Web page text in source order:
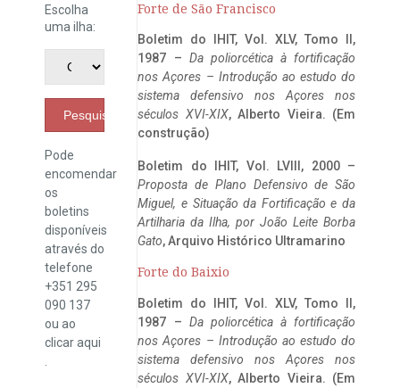
Escolha
uma ilha:
Pesquisar
Pode
encomendar
os
boletins
disponíveis
através do
telefone
+351 295
090 137
ou ao
clicaraqui
Forte de São Francisco
Boletim do IHIT, Vol. XLV, Tomo II,
1987 – Da poliorcética à fortificação
nos Açores – Introdução ao estudo do
sistema defensivo nos Açores nos
séculos XVI-XIX, Alberto Vieira. (Em
construção)
Boletim do IHIT, Vol. LVIII, 2000 –
Proposta de Plano Defensivo de São
Miguel, e Situação da Fortificação e da
Artilharia da Ilha, por João Leite Borba
Gato, Arquivo Histórico Ultramarino
Forte do Baixio
Boletim do IHIT, Vol. XLV, Tomo II,
1987 – Da poliorcética à fortificação
nos Açores – Introdução ao estudo do
sistema defensivo nos Açores nos
séculos XVI-XIX, Alberto Vieira. (Em